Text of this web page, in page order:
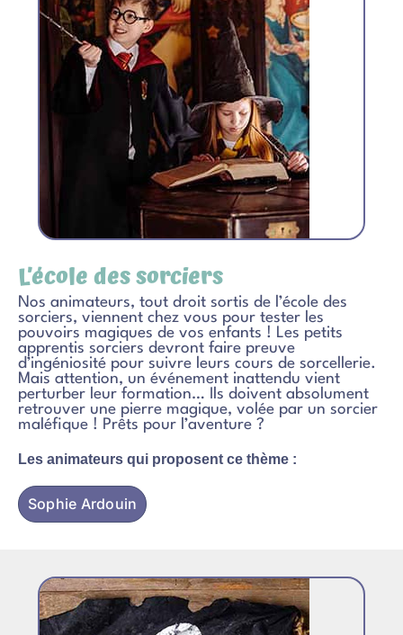
L’école des sorciers
Nos animateurs, tout droit sortis de l’école des
sorciers, viennent chez vous pour tester les
pouvoirs magiques de vos enfants ! Les petits
apprentis sorciers devront faire preuve
d’ingéniosité pour suivre leurs cours de sorcellerie.
Mais attention, un événement inattendu vient
perturber leur formation… Ils doivent absolument
retrouver une pierre magique, volée par un sorcier
maléfique ! Prêts pour l’aventure ?
Les animateurs qui proposent ce thème :
Sophie Ardouin